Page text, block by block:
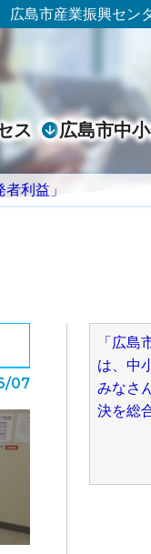
広島市産業振興セン
ス 広島市中
利益」
07
「広島
は、中
みなさ
決を総